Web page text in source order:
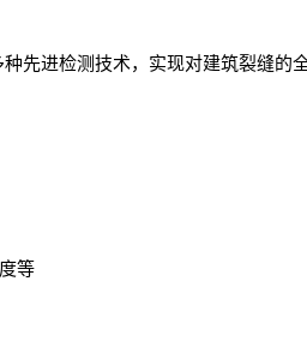
先进检测技术，实现对建筑裂缝的
等